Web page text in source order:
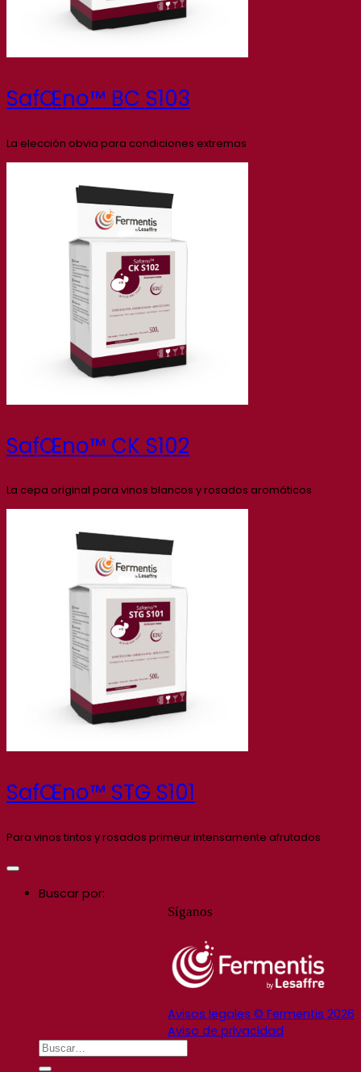
SafŒno™ BC S103
La elección obvia para condiciones extremas
SafŒno™ CK S102
La cepa original para vinos blancos y rosados aromáticos
SafŒno™ STG S101
Para vinos tintos y rosados primeur intensamente afrutados
Síganos
Avisos legales © Fermentis 2026
Aviso de privacidad
Buscar por: